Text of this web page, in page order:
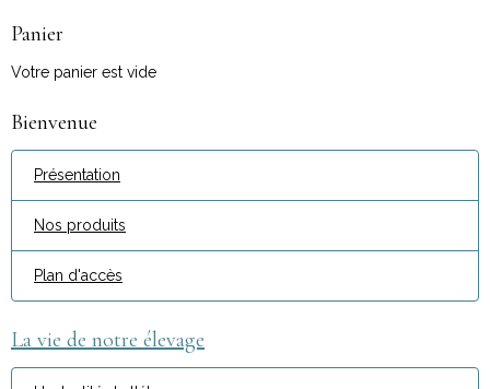
Panier
Votre panier est vide
Bienvenue
Présentation
Nos produits
Plan d'accès
La vie de notre élevage